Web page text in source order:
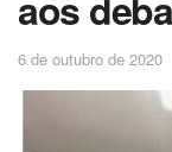
6 de outubro de 2020